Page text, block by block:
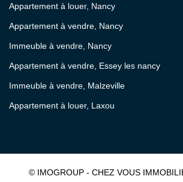
Appartement à louer, Nancy
Appartement à vendre, Nancy
Immeuble à vendre, Nancy
Appartement à vendre, Essey les nancy
Immeuble à vendre, Malzeville
Appartement à louer, Laxou
© IMOGROUP - CHEZ VOUS